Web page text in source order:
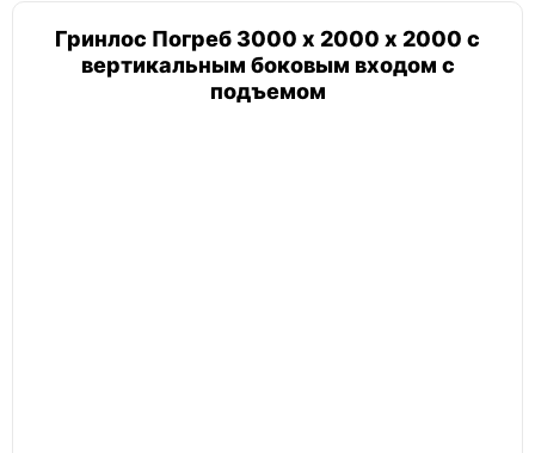
Гринлос Погреб 3000 х 2000 х 2000 с
вертикальным боковым входом с
подъемом